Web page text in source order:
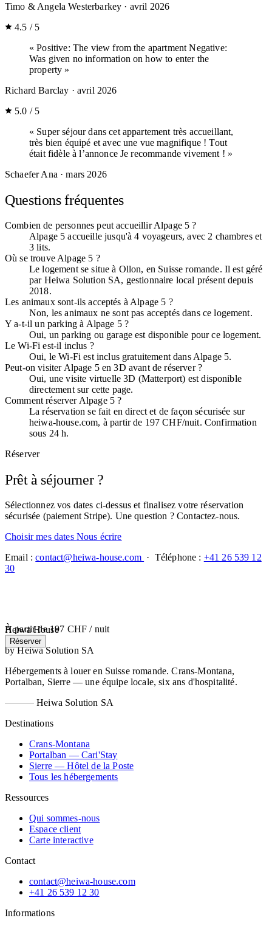
Timo & Angela Westerbarkey · avril 2026
4.5 / 5
« Positive: The view from the apartment Negative:
Was given no information on how to enter the
property »
Richard Barclay · avril 2026
5.0 / 5
« Super séjour dans cet appartement très accueillant,
très bien équipé et avec une vue magnifique ! Tout
était fidèle à l’annonce Je recommande vivement ! »
Schaefer Ana · mars 2026
Questions fréquentes
Combien de personnes peut accueillir Alpage 5 ?
Alpage 5 accueille jusqu'à 4 voyageurs, avec 2 chambres et
3 lits.
Où se trouve Alpage 5 ?
Le logement se situe à Ollon, en Suisse romande. Il est géré
par Heiwa Solution SA, gestionnaire local présent depuis
2018.
Les animaux sont-ils acceptés à Alpage 5 ?
Non, les animaux ne sont pas acceptés dans ce logement.
Y a-t-il un parking à Alpage 5 ?
Oui, un parking ou garage est disponible pour ce logement.
Le Wi-Fi est-il inclus ?
Oui, le Wi-Fi est inclus gratuitement dans Alpage 5.
Peut-on visiter Alpage 5 en 3D avant de réserver ?
Oui, une visite virtuelle 3D (Matterport) est disponible
directement sur cette page.
Comment réserver Alpage 5 ?
La réservation se fait en direct et de façon sécurisée sur
heiwa-house.com, à partir de 197 CHF/nuit. Confirmation
sous 24 h.
Réserver
Prêt à séjourner ?
Sélectionnez vos dates ci-dessus et finalisez votre réservation
sécurisée (paiement Stripe). Une question ? Contactez-nous.
Choisir mes dates Nous écrire
Email :contact@heiwa-house.com · Téléphone : +41 26 539 12
30
À partir de 197 CHF / nuit
Réserver
Heiwa House
by Heiwa Solution SA
Hébergements à louer en Suisse romande. Crans-Montana,
Portalban, Sierre — une équipe locale, six ans d'hospitalité.
Heiwa Solution SA
Destinations
Crans-Montana
Portalban — Cari'Stay
Sierre — Hôtel de la Poste
Tous les hébergements
Ressources
Qui sommes-nous
Espace client
Carte interactive
Contact
contact@heiwa-house.com
+41 26 539 12 30
Informations